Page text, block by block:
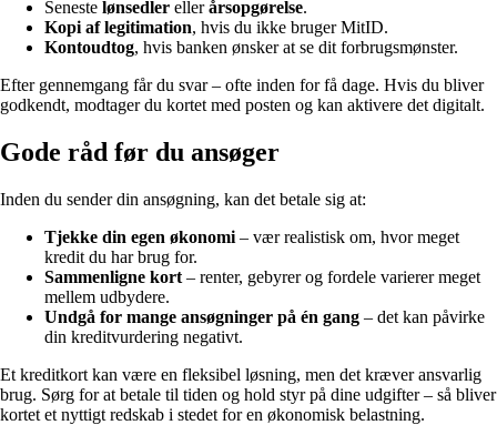
Seneste lønsedler ellerårsopgørelse.
Kopi af legitimation, hvis du ikke bruger MitID.
Kontoudtog, hvis banken ønsker at se dit forbrugsmønster.
Efter gennemgang får du svar – ofte inden for få dage. Hvis du bliver
godkendt, modtager du kortet med posten og kan aktivere det digitalt.
Gode råd før du ansøger
Inden du sender din ansøgning, kan det betale sig at:
Tjekke din egen økonomi – vær realistisk om, hvor meget
kredit du har brug for.
Sammenligne kort – renter, gebyrer og fordele varierer meget
mellem udbydere.
Undgå for mange ansøgninger på én gang – det kan påvirke
din kreditvurdering negativt.
Et kreditkort kan være en fleksibel løsning, men det kræver ansvarlig
brug. Sørg for at betale til tiden og hold styr på dine udgifter – så bliver
kortet et nyttigt redskab i stedet for en økonomisk belastning.